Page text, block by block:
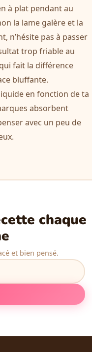
à plat pendant au
la lame galère et la
n’hésite pas à passer
trop friable au
fait la différence
bluffante.
en fonction de ta
absorbent
avec un peu de
chaque
et bien pensé.